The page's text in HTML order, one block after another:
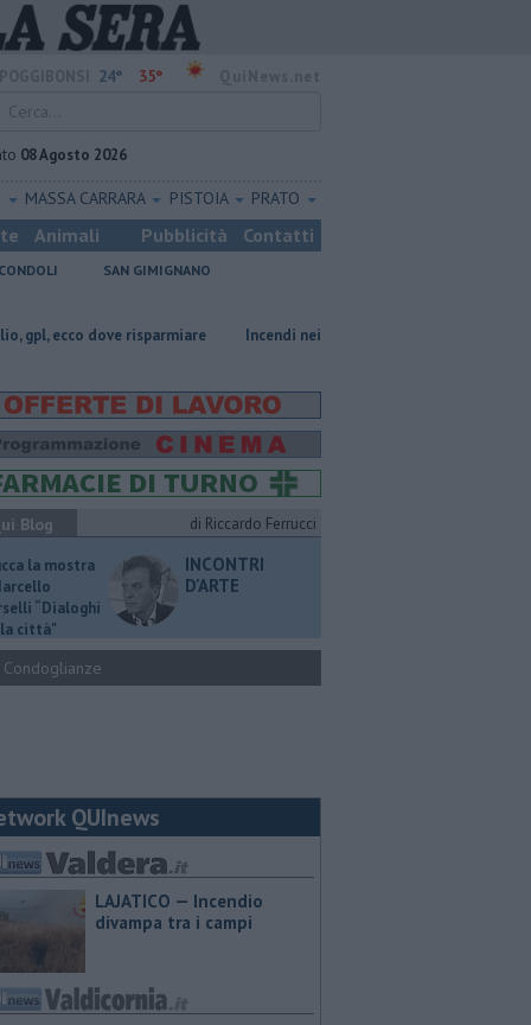
24° 35°
08 Agosto 2026
MASSA CARRARA PISTOIA PRATO
Animali Pubblicità Contatti
SAN GIMIGNANO
risparmiare Incendi nei boschi, un'altra giornata di fuoco
Blog di Riccardo Ferrucci
la mostra
“Dialoghi
città"
INCONTRI
D'ARTE
Condoglianze
QUInews
LAJATICO — Incendio
divampa tra i campi